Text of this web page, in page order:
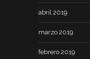
abril 2019
marzo 2019
febrero 2019